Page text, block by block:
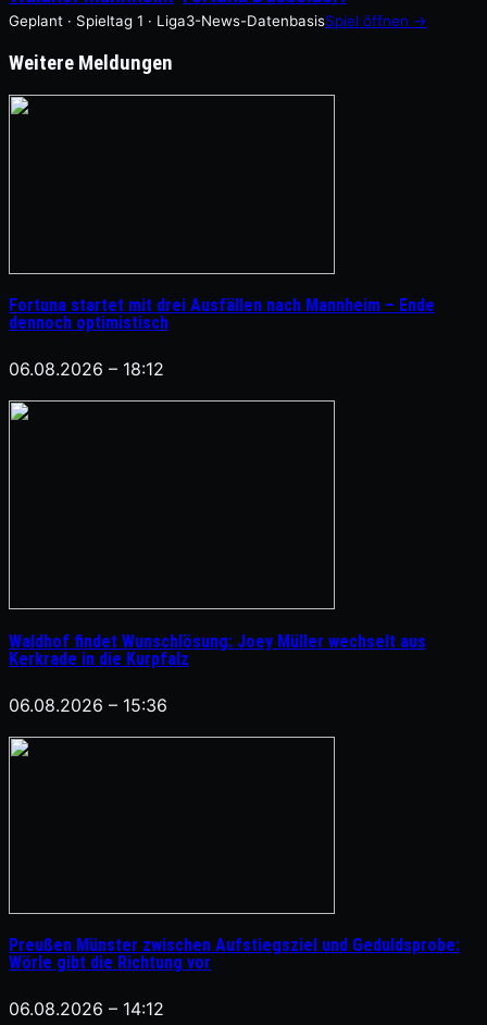
Geplant · Spieltag 1 · Liga3-News-DatenbasisSpiel öffnen →
Weitere Meldungen
Fortuna startet mit drei Ausfällen nach Mannheim – Ende
dennoch optimistisch
06.08.2026 – 18:12
Waldhof findet Wunschlösung: Joey Müller wechselt aus
Kerkrade in die Kurpfalz
06.08.2026 – 15:36
Preußen Münster zwischen Aufstiegsziel und Geduldsprobe:
Wörle gibt die Richtung vor
06.08.2026 – 14:12